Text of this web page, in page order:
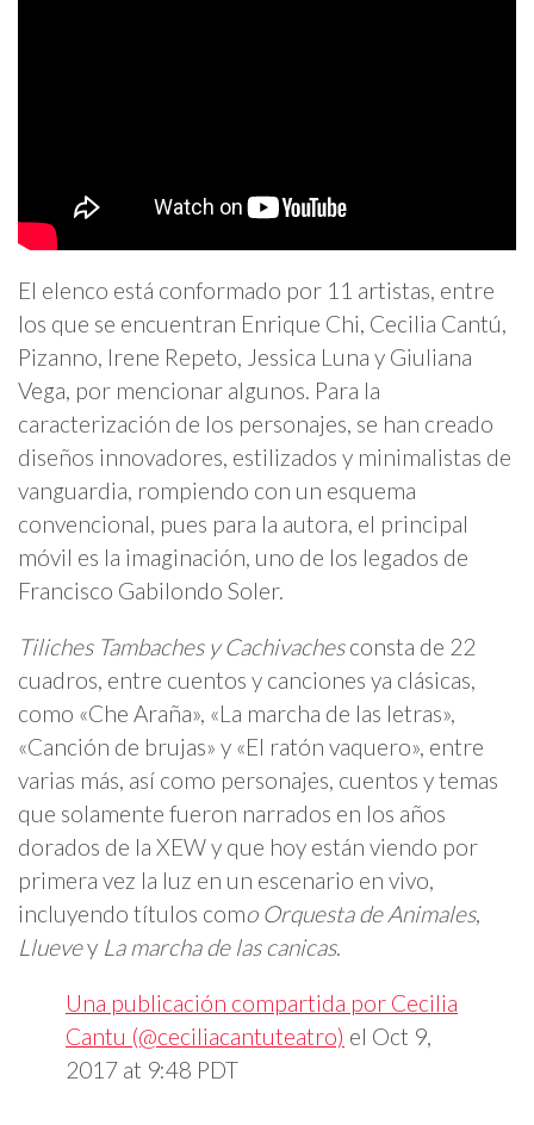
El elenco está conformado por 11 artistas, entre
los que se encuentran Enrique Chi, Cecilia Cantú,
Pizanno, Irene Repeto, Jessica Luna y Giuliana
Vega, por mencionar algunos. Para la
caracterización de los personajes, se han creado
diseños innovadores, estilizados y minimalistas de
vanguardia, rompiendo con un esquema
convencional, pues para la autora, el principal
móvil es la imaginación, uno de los legados de
Francisco Gabilondo Soler.
Tiliches Tambaches y Cachivachesconsta de 22
cuadros, entre cuentos y canciones ya clásicas,
como «Che Araña», «La marcha de las letras»,
«Canción de brujas» y «El ratón vaquero», entre
varias más, así como personajes, cuentos y temas
que solamente fueron narrados en los años
dorados de la XEW y que hoy están viendo por
primera vez la luz en un escenario en vivo,
incluyendo títulos como Orquesta de Animales,
Lluevey La marcha de las canicas.
Una publicación compartida por Cecilia
Cantu (@ceciliacantuteatro) el Oct 9,
2017 at 9:48 PDT